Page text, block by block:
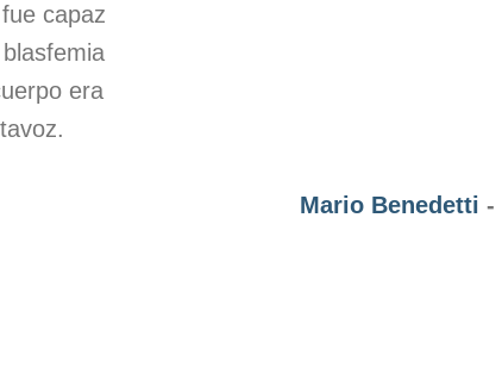
capaz
era
Mario Benedetti -